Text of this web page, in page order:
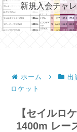
新規入会チャ
と第2次募集を
ホーム 出
ロケット
【セイルロ
1400m レー